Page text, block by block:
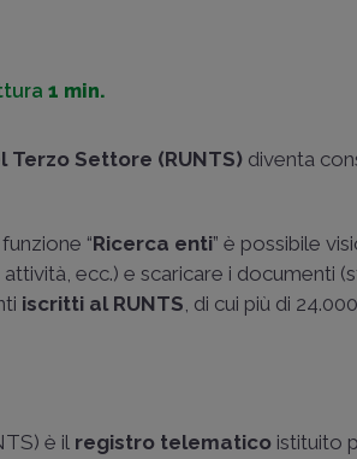
1 min.
Terzo Settore (RUNTS) diventa
“Ricerca enti” è possibile
ecc.) e scaricare i documenti
iscritti al RUNTS, di cui più di
è il registro telematico istituito